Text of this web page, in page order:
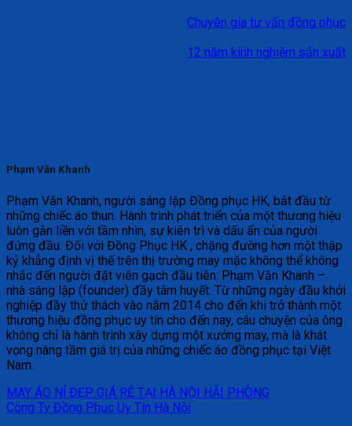
Chuyên gia tư vấn đồng phục
12 năm kinh nghiệm sản xuất
Phạm Văn Khanh
Phạm Văn Khanh, người sáng lập Đồng phục HK, bắt đầu từ
những chiếc áo thun. Hành trình phát triển của một thương hiệu
luôn gắn liền với tầm nhìn, sự kiên trì và dấu ấn của người
đứng đầu. Đối với Đồng Phục HK , chặng đường hơn một thập
kỷ khẳng định vị thế trên thị trường may mặc không thể không
nhắc đến người đặt viên gạch đầu tiên: Phạm Văn Khanh –
nhà sáng lập (founder) đầy tâm huyết. Từ những ngày đầu khởi
nghiệp đầy thử thách vào năm 2014 cho đến khi trở thành một
thương hiệu đồng phục uy tín cho đến nay, câu chuyện của ông
không chỉ là hành trình xây dựng một xưởng may, mà là khát
vọng nâng tầm giá trị của những chiếc áo đồng phục tại Việt
Nam.
MAY ÁO NỈ ĐẸP GIÁ RẺ TẠI HÀ NỘI HẢI PHÒNG
Công Ty Đồng Phục Uy Tín Hà Nội